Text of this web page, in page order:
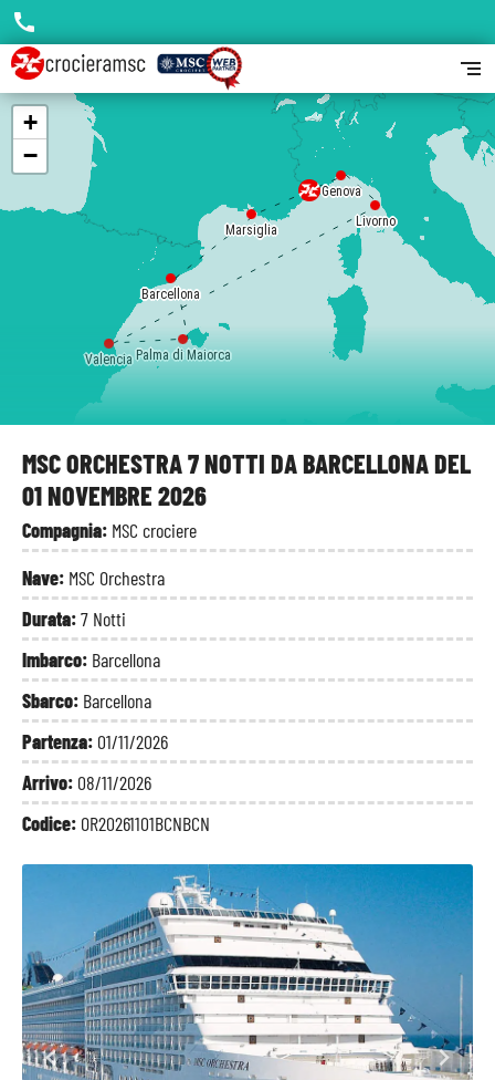
MSC ORCHESTRA 7 NOTTI DA BARCELLONA DEL
01 NOVEMBRE 2026
Compagnia: MSC crociere
Nave: MSC Orchestra
Durata:7 Notti
Imbarco: Barcellona
Sbarco: Barcellona
Partenza: 01/11/2026
Arrivo: 08/11/2026
Codice: OR20261101BCNBCN
Barcellona
Marsiglia
Genova
Livorno
Valencia Palma di Maiorca
+
−
call
segment